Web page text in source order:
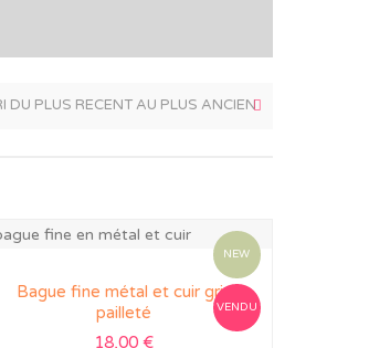
NEW
VENDU
Bague fine métal et cuir gris
pailleté
18,00 €